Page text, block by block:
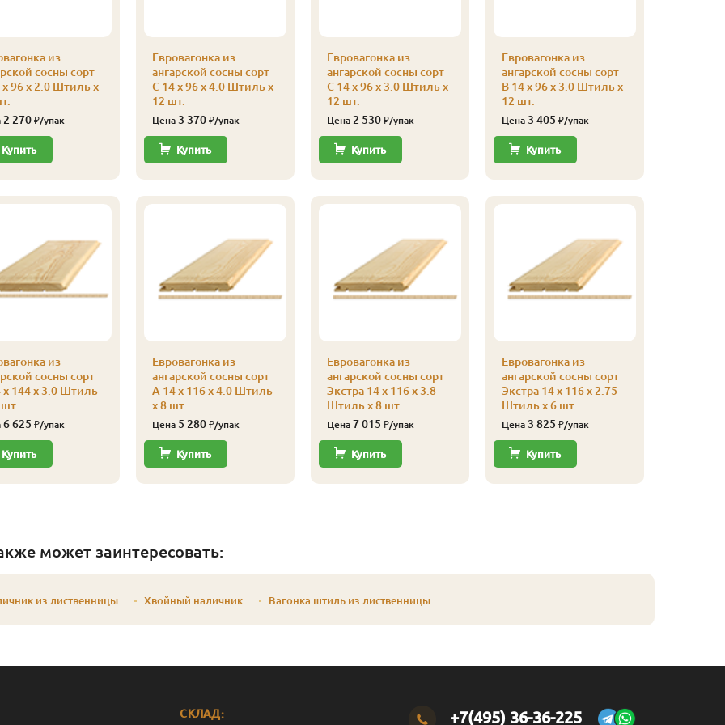
из
сосны сорт
x 96 x 2.0 Штиль x
2 270₽/упак
Купить
из
сосны сорт
x 144 x 3.0 Штиль
6 625 ₽/упак
Купить
Евровагонка из
ангарской сосны сорт
С 14 x 96 x 4.0 Штиль x
12 шт.
Цена 3 370₽/упак
Купить
Евровагонка из
ангарской сосны сорт
А 14 x 116 x 4.0 Штиль
x 8 шт.
Цена 5 280₽/упак
Купить
Евровагонка из
ангарской сосны сорт
С 14 x 96 x 3.0 Штиль x
12 шт.
Цена 2 530₽/упак
Купить
Евровагонка из
ангарской сосны сорт
Экстра 14 x 116 x 3.8
Штиль x 8 шт.
Цена 7 015 ₽/упак
Купить
Евровагонка из
ангарской сосны сорт
В 14 x 96 x 3.0 Штиль x
12 шт.
Цена 3 405 ₽/упак
Купить
Евровагонка из
ангарской сосны сорт
Экстра 14 x 116 x 2.75
Штиль x 6 шт.
Цена 3 825 ₽/упак
Купить
может заинтересовать:
из лиственницы Хвойный наличник Вагонка штиль из лиственницы
СКЛАД: +7(495) 36-36-225